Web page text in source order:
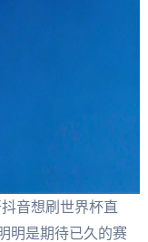
音想刷世界杯直
明是期待已久的赛